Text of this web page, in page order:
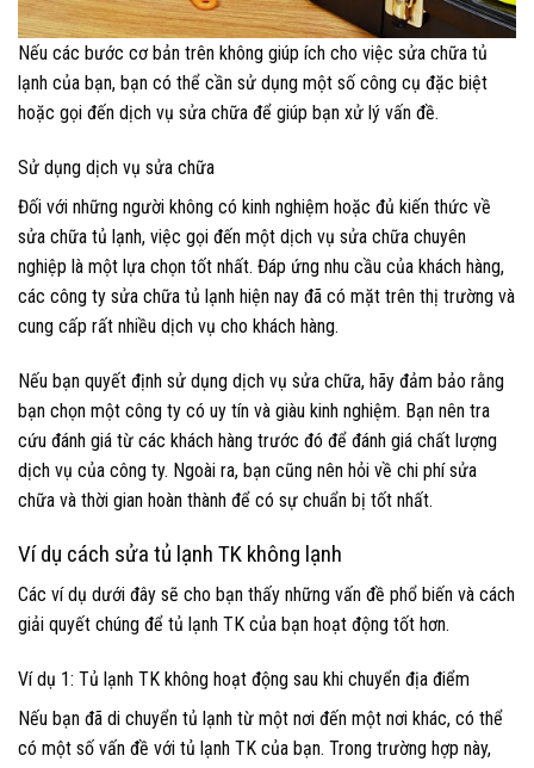
Nếu các bước cơ bản trên không giúp ích cho việc sửa chữa tủ
lạnh của bạn, bạn có thể cần sử dụng một số công cụ đặc biệt
hoặc gọi đến dịch vụ sửa chữa để giúp bạn xử lý vấn đề.
Sử dụng dịch vụ sửa chữa
Đối với những người không có kinh nghiệm hoặc đủ kiến thức về
sửa chữa tủ lạnh, việc gọi đến một dịch vụ sửa chữa chuyên
nghiệp là một lựa chọn tốt nhất. Đáp ứng nhu cầu của khách hàng,
các công ty sửa chữa tủ lạnh hiện nay đã có mặt trên thị trường và
cung cấp rất nhiều dịch vụ cho khách hàng.
Nếu bạn quyết định sử dụng dịch vụ sửa chữa, hãy đảm bảo rằng
bạn chọn một công ty có uy tín và giàu kinh nghiệm. Bạn nên tra
cứu đánh giá từ các khách hàng trước đó để đánh giá chất lượng
dịch vụ của công ty. Ngoài ra, bạn cũng nên hỏi về chi phí sửa
chữa và thời gian hoàn thành để có sự chuẩn bị tốt nhất.
Ví dụ cách sửa tủ lạnh TK không lạnh
Các ví dụ dưới đây sẽ cho bạn thấy những vấn đề phổ biến và cách
giải quyết chúng để tủ lạnh TK của bạn hoạt động tốt hơn.
Ví dụ 1: Tủ lạnh TK không hoạt động sau khi chuyển địa điểm
Nếu bạn đã di chuyển tủ lạnh từ một nơi đến một nơi khác, có thể
có một số vấn đề với tủ lạnh TK của bạn. Trong trường hợp này,